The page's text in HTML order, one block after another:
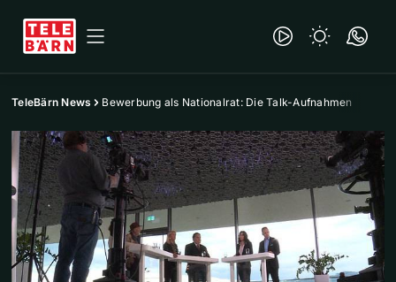
TeleBärn News Bewerbung als Nationalrat: Die Talk-Aufnahmen